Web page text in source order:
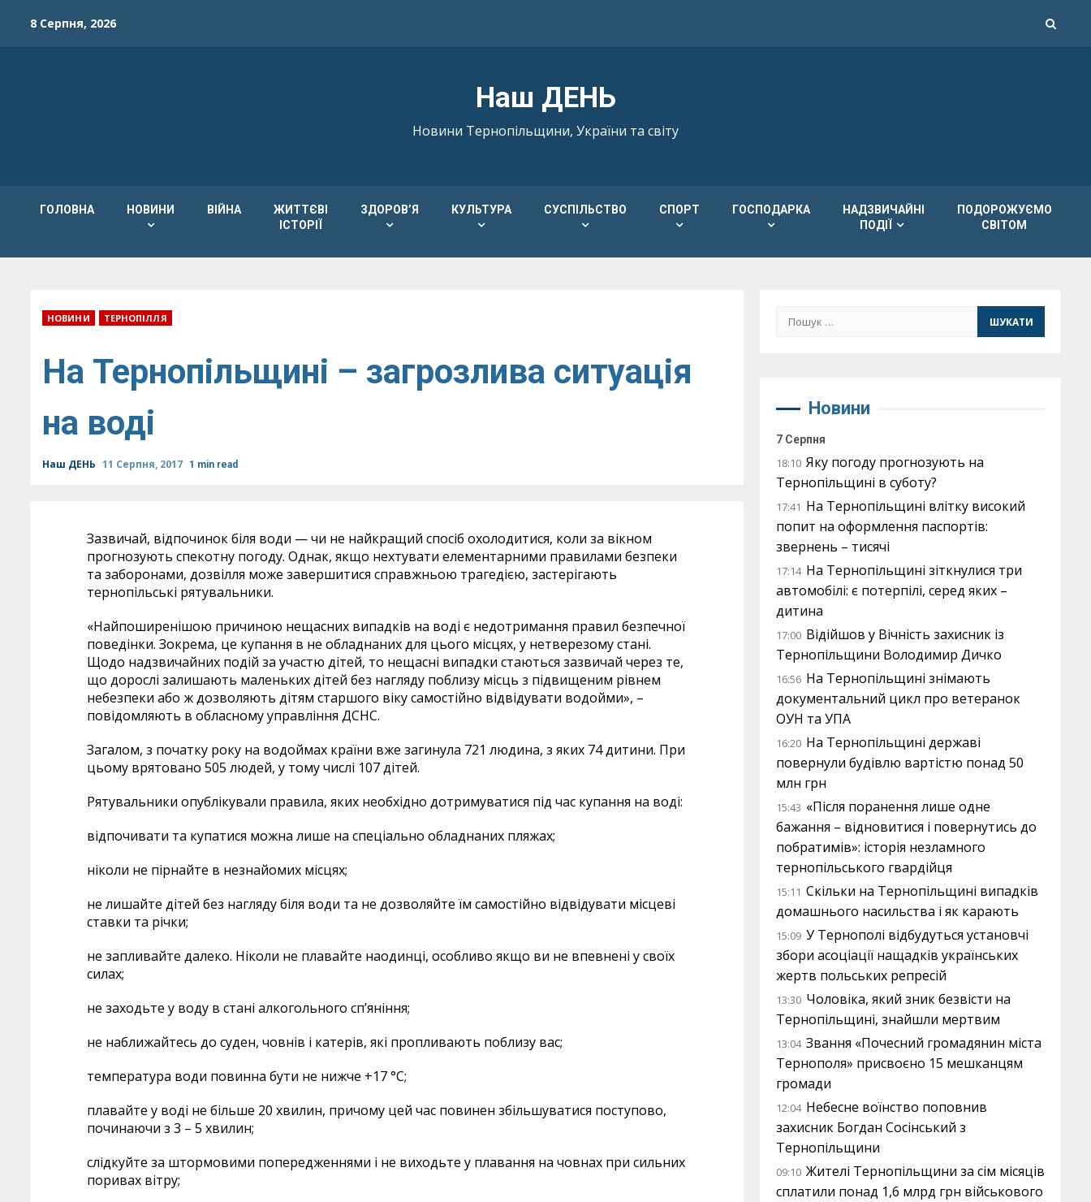
8 Серпня, 2026
Наш ДЕНЬ
Новини Тернопільщини, України та світу
ГОЛОВНА НОВИНИ ВІЙНА
ЖИТТЄВІ
ІСТОРІЇ
ЗДОРОВ’Я КУЛЬТУРА СУСПІЛЬСТВО СПОРТ ГОСПОДАРКА
НАДЗВИЧАЙНІ
ПОДІЇ
ПОДОРОЖУЄМО
СВІТОМ
НОВИНИ ТЕРНОПІЛЛЯ
На Тернопільщині – загрозлива ситуація
на воді
Наш ДЕНЬ 11 Серпня, 2017 1 min read
Зазвичай, відпочинок біля води — чи не найкращий спосіб охолодитися, коли за вікном
прогнозують спекотну погоду. Однак, якщо нехтувати елементарними правилами безпеки
та заборонами, дозвілля може завершитися справжньою трагедією, застерігають
тернопільські рятувальники.
«Найпоширенішою причиною нещасних випадків на воді є недотримання правил безпечної
поведінки. Зокрема, це купання в не обладнаних для цього місцях, у нетверезому стані.
Щодо надзвичайних подій за участю дітей, то нещасні випадки стаються зазвичай через те,
що дорослі залишають маленьких дітей без нагляду поблизу місць з підвищеним рівнем
небезпеки або ж дозволяють дітям старшого віку самостійно відвідувати водойми», –
повідомляють в обласному управління ДСНС.
Загалом, з початку року на водоймах країни вже загинула 721 людина, з яких 74 дитини. При
цьому врятовано 505 людей, у тому числі 107 дітей.
Рятувальники опублікували правила, яких необхідно дотримуватися під час купання на воді:
відпочивати та купатися можна лише на спеціально обладнаних пляжах;
ніколи не пірнайте в незнайомих місцях;
не лишайте дітей без нагляду біля води та не дозволяйте їм самостійно відвідувати місцеві
ставки та річки;
не запливайте далеко. Ніколи не плавайте наодинці, особливо якщо ви не впевнені у своїх
силах;
не заходьте у воду в стані алкогольного сп’яніння;
не наближайтесь до суден, човнів і катерів, які пропливають поблизу вас;
температура води повинна бути не нижче +17 °С;
плавайте у воді не більше 20 хвилин, причому цей час повинен збільшуватися поступово,
починаючи з 3 – 5 хвилин;
слідкуйте за штормовими попередженнями і не виходьте у плавання на човнах при сильних
поривах вітру;
Пошук:
Новини
7 Серпня
18:10 Яку погоду прогнозують на
Тернопільщині в суботу?
17:41 На Тернопільщині влітку високий
попит на оформлення паспортів:
звернень – тисячі
17:14 На Тернопільщині зіткнулися три
автомобілі: є потерпілі, серед яких –
дитина
17:00 Відійшов у Вічність захисник із
Тернопільщини Володимир Дичко
16:56 На Тернопільщині знімають
документальний цикл про ветеранок
ОУН та УПА
16:20 На Тернопільщині державі
повернули будівлю вартістю понад 50
млн грн
15:43 «Після поранення лише одне
бажання – відновитися і повернутись до
побратимів»: історія незламного
тернопільського гвардійця
15:11 Скільки на Тернопільщині випадків
домашнього насильства і як карають
15:09 У Тернополі відбудуться установчі
збори асоціації нащадків українських
жертв польських репресій
13:30 Чоловіка, який зник безвісти на
Тернопільщині, знайшли мертвим
13:04 Звання «Почесний громадянин міста
Тернополя» присвоєно 15 мешканцям
громади
12:04 Небесне воїнство поповнив
захисник Богдан Сосінський з
Тернопільщини
09:10 Жителі Тернопільщини за сім місяців
сплатили понад 1,6 млрд грн військового